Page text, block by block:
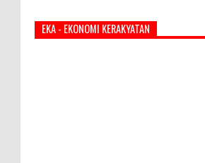
EKA - EKONOMI KERAKYATAN